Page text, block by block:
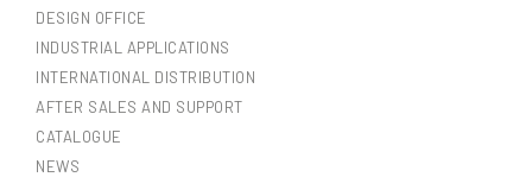
DESIGN OFFICE
INDUSTRIAL APPLICATIONS
INTERNATIONAL DISTRIBUTION
AFTER SALES AND SUPPORT
CATALOGUE
NEWS